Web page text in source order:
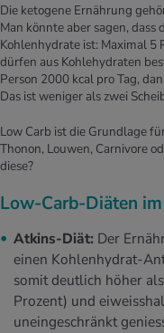
Die ketogene Ernährung
Man könnte aber sagen,
Kohlenhydrate ist: Maximal
dürfen aus Kohlehydraten
Person 2000 kcal pro Tag,
Das ist weniger als zwei
Low Carb ist die Grundlage
Thonon, Louwen, Carnivore
diese?
Low-Carb-Diäten
Atkins-Diät: Der
einen Kohlenhydrat-
somit deutlich höher
Prozent) und
uneingeschränkt